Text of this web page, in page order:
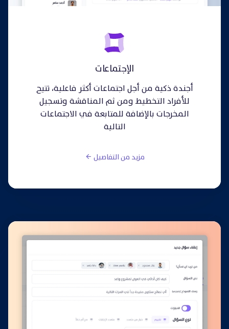
الإجتماعات
أجندة ذكية من أجل اجتماعات أكثر فاعلية، تتيح
للأفراد التخطيط ومن ثم المناقشة وتسجيل
المخرجات بالإضافة للمتابعة في الاجتماعات
التالية
مزيد من التفاصيل